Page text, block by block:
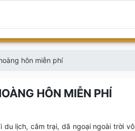
hôn miễn phí
HÔN MIỄN PHÍ
lịch, cắm trại, dã ngoại ngoài trời vô